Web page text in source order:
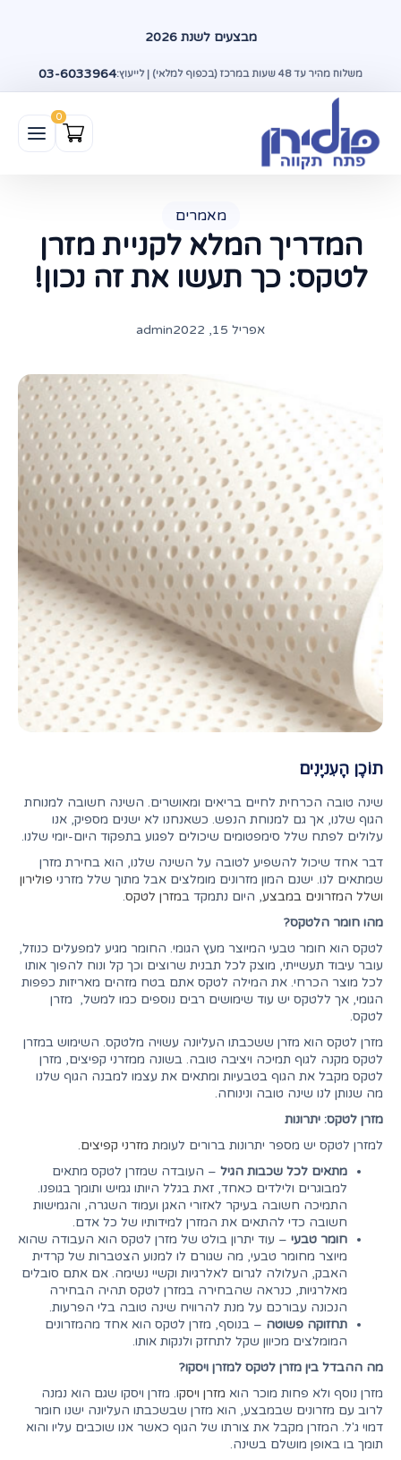
מבצעים לשנת 2026
משלוח מהיר עד 48 שעות במרכז (בכפוף למלאי) | לייעוץ: 03-6033964
מאמרים
המדריך המלא לקניית מזרן
לטקס: כך תעשו את זה נכון!
אפריל 15, 2022 admin
תוֹכֶן הָעִניָנִים
שינה טובה הכרחית לחיים בריאים ומאושרים. השינה חשובה למנוחת
הגוף שלנו, אך גם למנוחת הנפש. כשאנחנו לא ישנים מספיק, אנו
עלולים לפתח שלל סימפטומים שיכולים לפגוע בתפקוד היום-יומי שלנו.
דבר אחד שיכול להשפיע לטובה על השינה שלנו, הוא בחירת מזרן
שמתאים לנו. ישנם המון מזרונים מומלצים אבל מתוך שלל מזרני פולירון
ושלל המזרונים במבצע, היום נתמקד במזרן לטקס.
מהו חומר הלטקס?
לטקס הוא חומר טבעי המיוצר מעץ הגומי. החומר מגיע למפעלים כנוזל,
עובר עיבוד תעשייתי, מוצק לכל תבנית שרוצים וכך קל ונוח להפוך אותו
לכל מוצר הכרחי. את המילה לטקס אתם בטח מזהים מאריזות כפפות
הגומי, אך ללטקס יש עוד שימושים רבים נוספים כמו למשל, מזרן
לטקס.
מזרן לטקס הוא מזרן ששכבתו העליונה עשויה מלטקס. השימוש במזרן
לטקס מקנה לגוף תמיכה ויציבה טובה. בשונה ממזרני קפיצים, מזרן
לטקס מקבל את הגוף בטבעיות ומתאים את עצמו למבנה הגוף שלנו
מה שנותן לנו שינה טובה ונינוחה.
מזרן לטקס: יתרונות
למזרן לטקס יש מספר יתרונות ברורים לעומת מזרני קפיצים.
מתאים לכל שכבות הגיל – העובדה שמזרן לטקס מתאים
למבוגרים ולילדים כאחד, זאת בגלל היותו גמיש ותומך בגופנו.
התמיכה חשובה בעיקר לאזורי האגן ועמוד השגרה, והגמישות
חשובה כדי להתאים את המזרן למידותיו של כל אדם.
חומר טבעי – עוד יתרון בולט של מזרן לטקס הוא העבודה שהוא
מיוצר מחומר טבעי, מה שגורם לו למנוע הצטברות של קרדית
האבק, העלולה לגרום לאלרגיות וקשיי נשימה. אם אתם סובלים
מאלרגיות, כנראה שהבחירה במזרן לטקס תהיה הבחירה
הנכונה עבורכם על מנת להרוויח שינה טובה בלי הפרעות.
תחזוקה פשוטה – בנוסף, מזרן לטקס הוא אחד מהמזרונים
המומלצים מכיוון שקל לתחזק ולנקות אותו.
מה ההבדל בין מזרן לטקס למזרן ויסקו?
מזרן נוסף ולא פחות מוכר הוא מזרן ויסקו. מזרן ויסקו שגם הוא נמנה
לרוב עם מזרונים שבמבצע, הוא מזרן שבשכבתו העליונה ישנו חומר
דמוי ג'ל. המזרן מקבל את צורתו של הגוף כאשר אנו שוכבים עליו והוא
תומך בו באופן מושלם בשינה.